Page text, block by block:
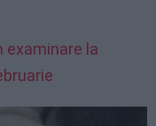
examinare la